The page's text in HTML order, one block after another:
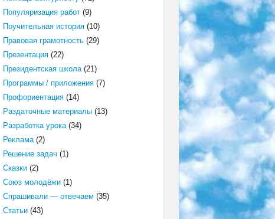
Популяризация работ(9)
Поучительная история(10)
Правовая грамотность(29)
Презентация(22)
Президентская школа(21)
Программы / приложения(7)
Профориентация(14)
Раздаточные материалы(13)
Разработка урока(34)
Реклама(2)
Решение задач (1)
Сказки(2)
Союз молодёжи(1)
Спрашивали — отвечаем (35)
Статьи(43)